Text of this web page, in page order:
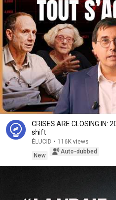
CRISES ARE CLOSING
shift
ÉLUCID • 116K views
New
Auto-dubbed